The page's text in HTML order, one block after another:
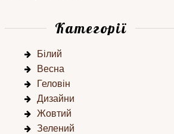
Категорії
Білий
Весна
Геловін
Дизайни
Жовтий
Зелений